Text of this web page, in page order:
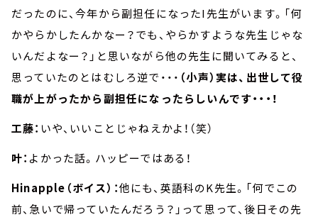
だったのに、今年から副担任になったI先生がいます。「何
かやらかしたんかなー？でも、やらかすような先生じゃな
いんだよなー？」と思いながら他の先生に聞いてみると、
思っていたのとはむしろ逆で・・・ （小声）実は、出世して役
職が上がったから副担任になったらしいんです・・・！
工藤： いや、いいことじゃねえかよ！（笑）
叶： よかった話。ハッピーではある！
Hinapple（ボイス）：他にも、英語科のK先生。「何でこの
前、急いで帰っていたんだろう？」って思って、後日その先